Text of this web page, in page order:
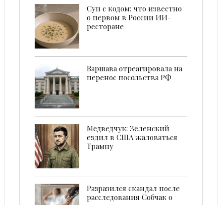
Суп с кодом: что известно
о первом в России ИИ-
ресторане
Варшава отреагировала на
перенос посольства РФ
Медведчук: Зеленский
ездил в США жаловаться
Трампу
Разразился скандал после
расследования Собчак о